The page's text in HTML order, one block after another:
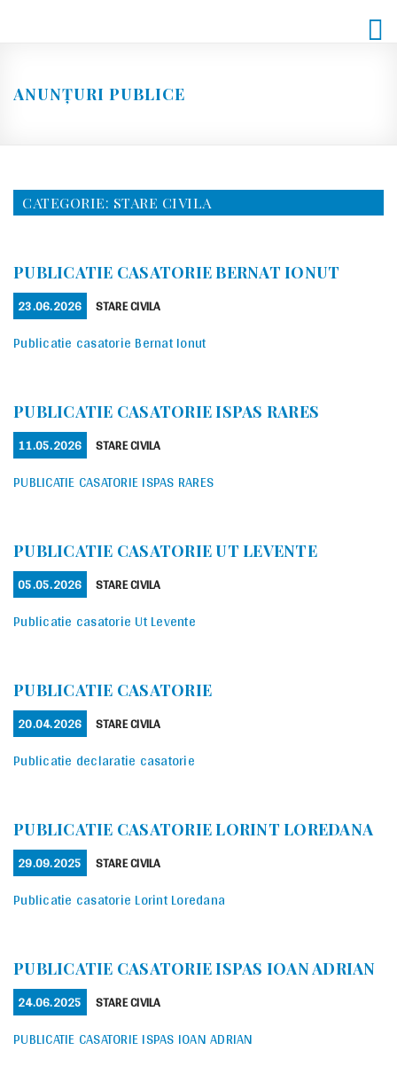
ANUNȚURI PUBLICE
CATEGORIE: STARE CIVILA
PUBLICATIE CASATORIE BERNAT IONUT
POSTED
ON
23.06.2026 CATEGORIES
STARE CIVILA
Publicatie casatorie Bernat Ionut
PUBLICATIE CASATORIE ISPAS RARES
POSTED
ON
11.05.2026 CATEGORIES
STARE CIVILA
PUBLICATIE CASATORIE ISPAS RARES
PUBLICATIE CASATORIE UT LEVENTE
POSTED
ON
05.05.2026 CATEGORIES
STARE CIVILA
Publicatie casatorie Ut Levente
PUBLICATIE CASATORIE
POSTED
ON
20.04.2026 CATEGORIES
STARE CIVILA
Publicatie declaratie casatorie
PUBLICATIE CASATORIE LORINT LOREDANA
POSTED
ON
29.09.2025 CATEGORIES
STARE CIVILA
Publicatie casatorie Lorint Loredana
PUBLICATIE CASATORIE ISPAS IOAN ADRIAN
POSTED
ON
24.06.2025 CATEGORIES
STARE CIVILA
PUBLICATIE CASATORIE ISPAS IOAN ADRIAN